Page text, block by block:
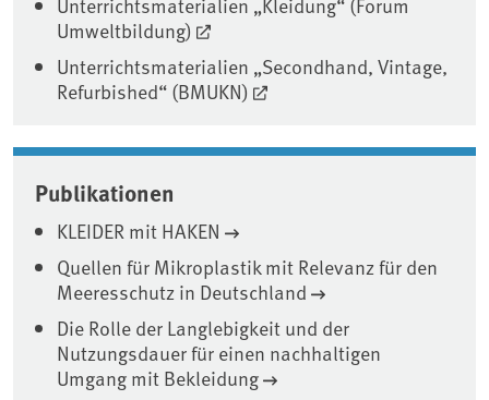
Umweltbildung)
Unterrichtsmaterialien „Secondhand, Vintage,
Refurbished“ (BMUKN)
Publikationen
KLEIDER mit HAKEN
Quellen für Mikroplastik mit Relevanz für den
Meeresschutz in Deutschland
Die Rolle der Langlebigkeit und der
Nutzungsdauer für einen nachhaltigen
Umgang mit Bekleidung